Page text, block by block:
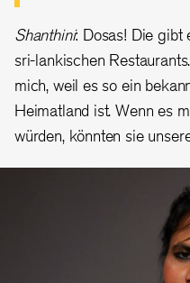
Shanthini: Dosas! Die gibt
sri-lankischen
mich, weil es so ein
Heimatland ist. Wenn es
würden, könnten sie